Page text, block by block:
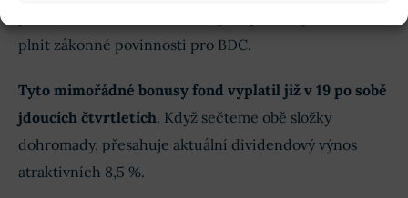
plnit zákonné povinnosti pro BDC.
Tyto mimořádné bonusy fond vyplatil již v 19 po sobě
jdoucích čtvrtletích. Když sečteme obě složky
dohromady, přesahuje aktuální dividendový výnos
atraktivních 8,5 %.